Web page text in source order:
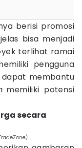
berisi promosi
bisa menjadi
terlihat ramai
pengguna
membantu
memiliki potensi
secara